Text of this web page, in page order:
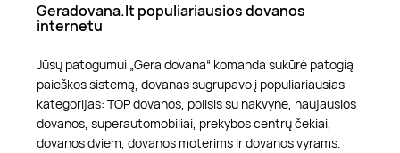
Geradovana.lt populiariausios dovanos
internetu
Jūsų patogumui „Gera dovana“ komanda sukūrė patogią
paieškos sistemą, dovanas sugrupavo į populiariausias
kategorijas: TOP dovanos, poilsis su nakvyne, naujausios
dovanos, superautomobiliai, prekybos centrų čekiai,
dovanos dviem, dovanos moterims ir dovanos vyrams.